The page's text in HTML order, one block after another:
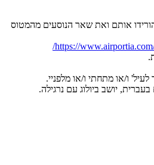
אותם ואת שאר הנוסעים מהמטוס
https://
ו/או מתחתי ו/או מלפניי.
יושב ביולוג עם נרגילה.